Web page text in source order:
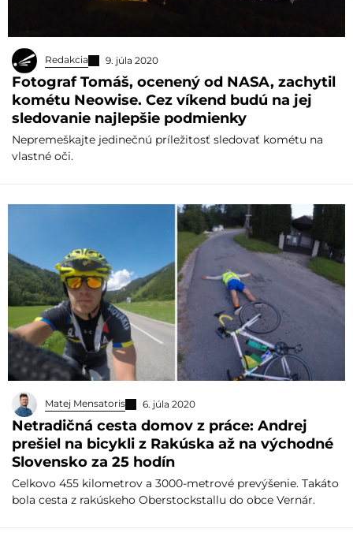
Redakcia 9. júla 2020
Fotograf Tomáš, ocenený od NASA, zachytil
kométu Neowise. Cez víkend budú na jej
sledovanie najlepšie podmienky
Nepremeškajte jedinečnú príležitosť sledovať kométu na
vlastné oči.
Matej Mensatoris 6. júla 2020
Netradičná cesta domov z práce: Andrej
prešiel na bicykli z Rakúska až na východné
Slovensko za 25 hodín
Celkovo 455 kilometrov a 3000-metrové prevýšenie. Takáto
bola cesta z rakúskeho Oberstockstallu do obce Vernár.